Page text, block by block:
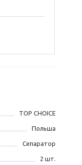
TOP CHOICE
Польша
Cепаратор
2 шт.